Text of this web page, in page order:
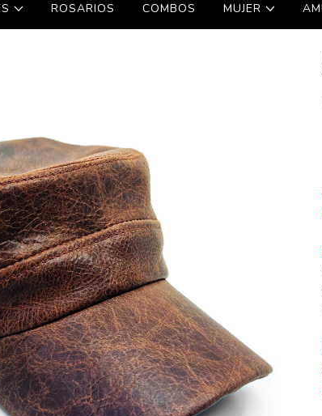
ROSARIOS COMBOS MUJER